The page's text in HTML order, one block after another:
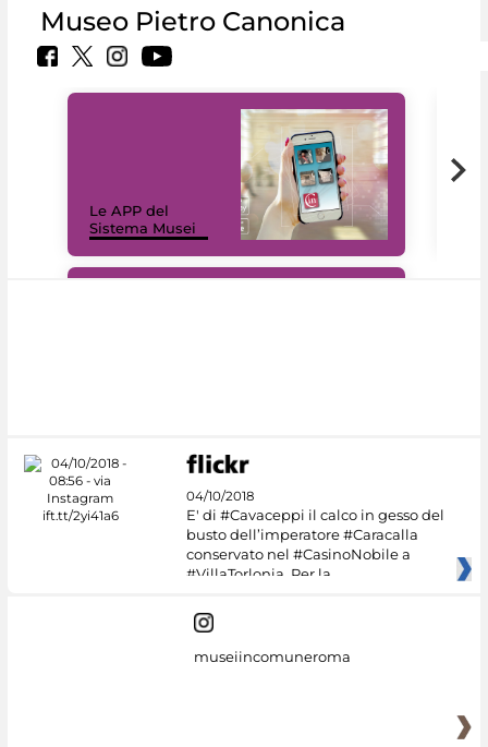
Museo Pietro Canonica
Le APP del
Sistema Musei
04/10/2018
E' di #Cavaceppi il calco in gesso del
busto dell’imperatore #Caracalla
conservato nel #CasinoNobile a
#VillaTorlonia. Per la
museiincomuneroma